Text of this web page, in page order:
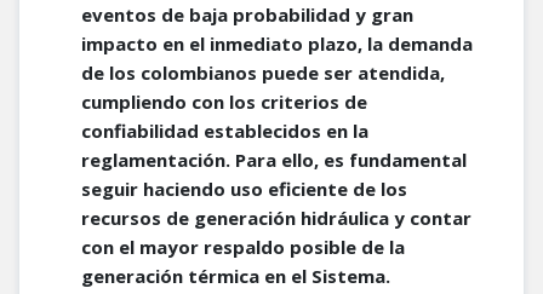
eventos de baja probabilidad y gran
impacto en el inmediato plazo, la demanda
de los colombianos puede ser atendida,
cumpliendo con los criterios de
confiabilidad establecidos en la
reglamentación. Para ello, es fundamental
seguir haciendo uso eficiente de los
recursos de generación hidráulica y contar
con el mayor respaldo posible de la
generación térmica en el Sistema.